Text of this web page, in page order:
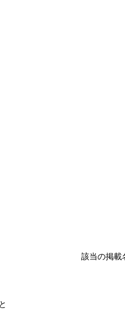
該当の掲載